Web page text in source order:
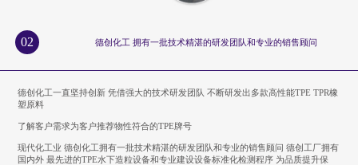
02 德创化工 拥有一批技术精湛的研发团队和专业的销售顾问
德创化工一直坚持创新 凭借强大的技术研发团队 不断研发出多款高性能TPE TPR橡
塑原料
了解客户需求为客户推荐物性符合的TPE牌号
现代化工业 德创化工拥有一批技术精湛的研发团队和专业的销售顾问 德创工厂拥有
国内外 最先进的TPE水下造粒设备和专业建设设备标准化检测程序 为品质提升保